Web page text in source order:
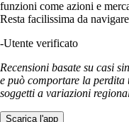
funzioni come azioni e
Resta facilissima da
-Utente verificato
Recensioni basate su casi
e può comportare la
soggetti a variazioni
Scarica l'app